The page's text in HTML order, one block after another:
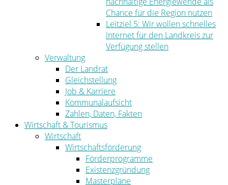
Chance für die Region nutzen
Leitziel 5: Wir wollen schnelles
Internet für den Landkreis zur
Verfügung stellen
Verwaltung
Der Landrat
Gleichstellung
Job & Karriere
Kommunalaufsicht
Zahlen, Daten, Fakten
Wirtschaft & Tourismus
Wirtschaft
Wirtschaftsförderung
Förderprogramme
Existenzgründung
Masterpläne